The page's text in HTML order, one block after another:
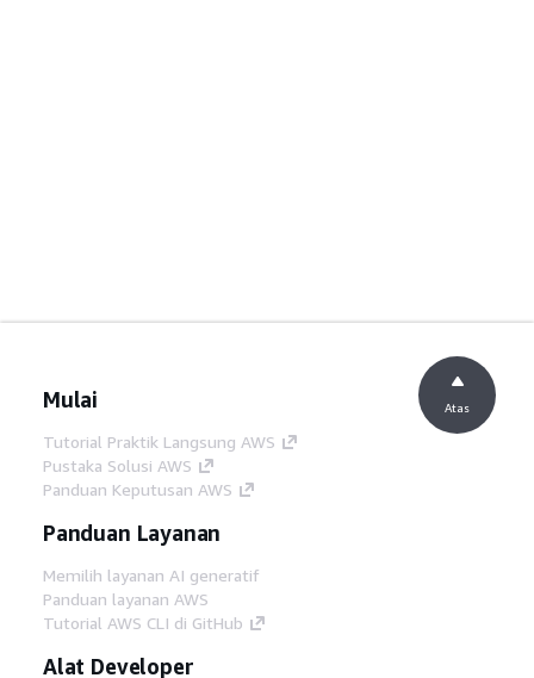
Mulai
Tutorial Praktik Langsung AWS
Pustaka Solusi AWS
Panduan Keputusan AWS
Panduan Layanan
Memilih layanan AI generatif
Panduan layanan AWS
Tutorial AWS CLI di GitHub
Alat Developer
Atas